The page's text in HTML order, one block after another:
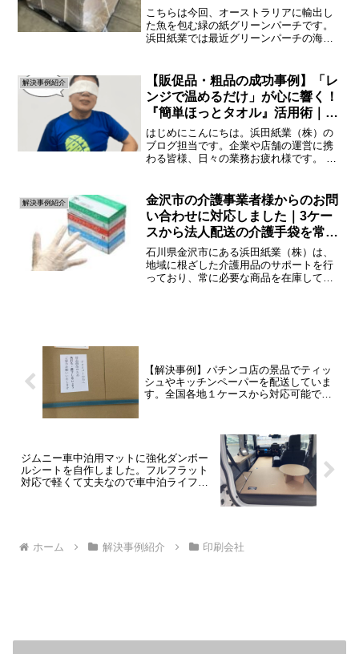
こちらは今回、オーストラリアに輸出し
た魚を包む緑の紙グリーンパーチです。
浜田紙業では最近グリーンパーチの海外
しました。初めてのオセアニア地区で
す。国によって輸出の手順が...
解決事例紹介
【販促品・粗品の成功事例】「レ
ンジで温めるだけ」が心に響く！
『簡単ほっとタオル』活用術｜岐
阜県・こぶしの里様
はじめにこんにちは。浜田紙業（株）の
ブログ担当です。企業や店舗の運営に携
わる皆様、日々の業務お疲れ様です。 お
を渡せば喜ばれるか、頭を悩ませていま
せんか？「ありきたりな...
解決事例紹介
金沢市の介護事業者様からのお問
い合わせに対応しました｜3ケー
スから法人配送の介護手袋を常に
在庫
石川県金沢市にある浜田紙業（株）は、
地域に根ざした介護用品のサポートを行
っており、常に必要な商品を在庫してい
【解決事例】パチンコ店の景品でティッ
シュやキッチンペーパーを配送していま
す。全国各地１ケースから対応可能で
ジムニー車中泊用マットに強化ダンボー
ルシートを自作しました。フルフラット
対応で軽くて丈夫なので車中泊ライフに
ホーム 解決事例紹介 印刷会社